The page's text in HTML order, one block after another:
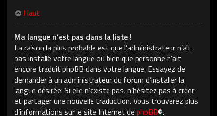
Haut
Ma langue n’est pas dans la liste !
La raison la plus probable est que l’administrateur n’ait
pas installé votre langue ou bien que personne n’ait
encore traduit phpBB dans votre langue. Essayez de
demander à un administrateur du forum d’installer la
langue désirée. Si elle n’existe pas, n’hésitez pas à créer
et partager une nouvelle traduction. Vous trouverez plus
d’informations sur le site Internet de phpBB®.